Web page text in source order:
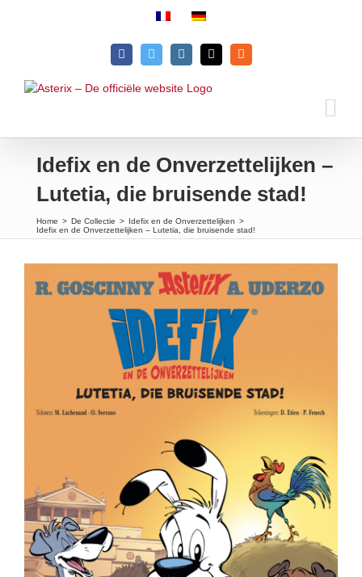
FacebookTwitterInstagramEmailRss
Idefix en de Onverzettelijken –
Lutetia, die bruisende stad!
Home > De Collectie > Idefix en de Onverzettelijken >
Idefix en de Onverzettelijken – Lutetia, die bruisende stad!